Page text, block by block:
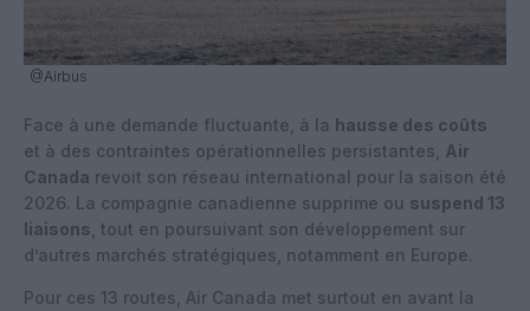
@Airbus
Face à une demande fluctuante, à la hausse des coûts
et à des contraintes opérationnelles persistantes,
Air
Canada revoit son réseau international pour la saison été
2026. La compagnie canadienne supprime ou suspend 13
liaisons , tout en poursuivant son développement sur
d’autres marchés stratégiques, notamment en Europe.
Pour ces 13 routes, Air Canada met surtout en avant la